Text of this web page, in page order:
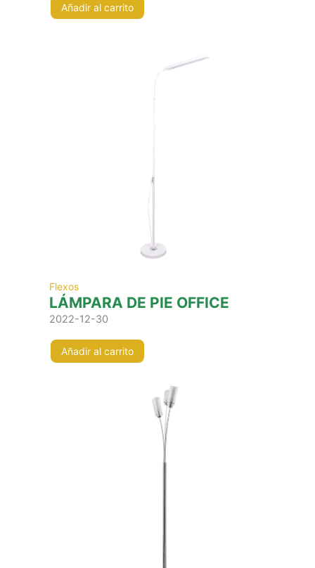
Añadir al carrito
Flexos
LÁMPARA DE PIE OFFICE
2022-12-30
Añadir al carrito